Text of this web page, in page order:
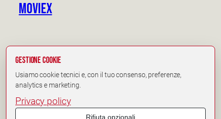
Moviex
Moviex © 2025
Gestione cookie
Usiamo cookie tecnici e, con il tuo consenso, preferenze,
analytics e marketing.
Privacy policy
Rifiuta opzionali